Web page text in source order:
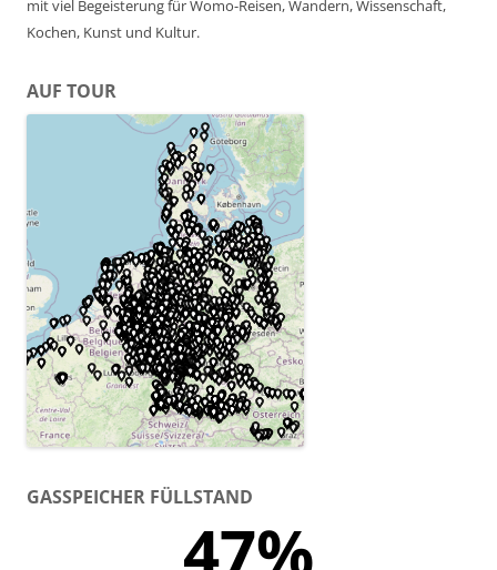
mit viel Begeisterung für Womo-Reisen, Wandern, Wissenschaft,
Kochen, Kunst und Kultur.
AUF TOUR
GASSPEICHER FÜLLSTAND
47%